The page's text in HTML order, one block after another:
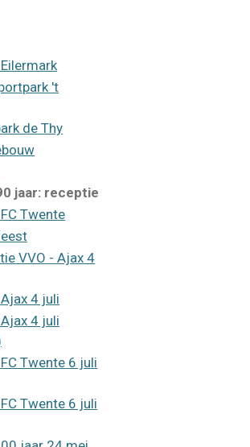
't
de Thy
jaar: receptie
Twente
VVO - Ajax 4
4 juli
4 juli
Twente 6 juli
Twente 6 juli